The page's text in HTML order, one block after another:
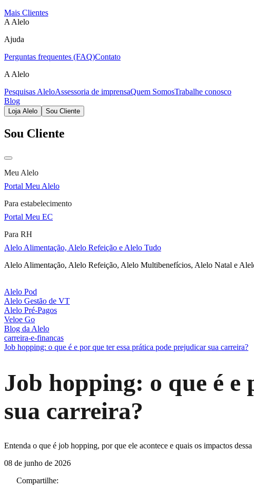
Mais Clientes
A Alelo
Ajuda
Perguntas frequentes (FAQ)Contato
A Alelo
Pesquisas AleloAssessoria de imprensaQuem SomosTrabalhe conosco
Blog
Loja Alelo Sou Cliente
Sou Cliente
Meu Alelo
Portal Meu Alelo
Para estabelecimento
Portal Meu EC
Para RH
Alelo Alimentação, Alelo Refeição e Alelo Tudo
Alelo Alimentação, Alelo Refeição, Alelo Multibenefícios, Alelo Natal e
Alelo Pod
Alelo Gestão de VT
Alelo Pré-Pagos
Veloe Go
Blog da Alelo
carreira-e-financas
Job hopping: o que é e por que ter essa prática pode prejudicar sua carreira?
Job hopping: o que é
sua carreira?
Entenda o que é job hopping, por que ele acontece e quais os impactos
08 de junho de 2026
Compartilhe: